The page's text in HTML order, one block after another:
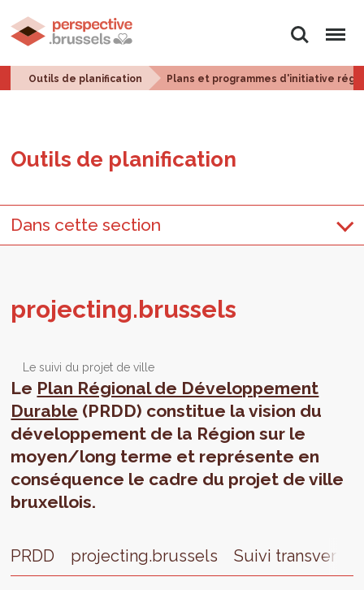
Rechercher
Menu
Outils de planification Plans et programmes d'initiative
Outils de pla­ni­fi­ca­tion
Dans cette section
pro­jec­ting.brus­sels
Le suivi du projet de ville
Le Plan Régional de Développement
Durable (PRDD) constitue la vision du
développement de la Région sur le
moyen/long terme et représente en
conséquence le cadre du projet de ville
bruxellois.
PRDD projecting.brussels Suivi transversal